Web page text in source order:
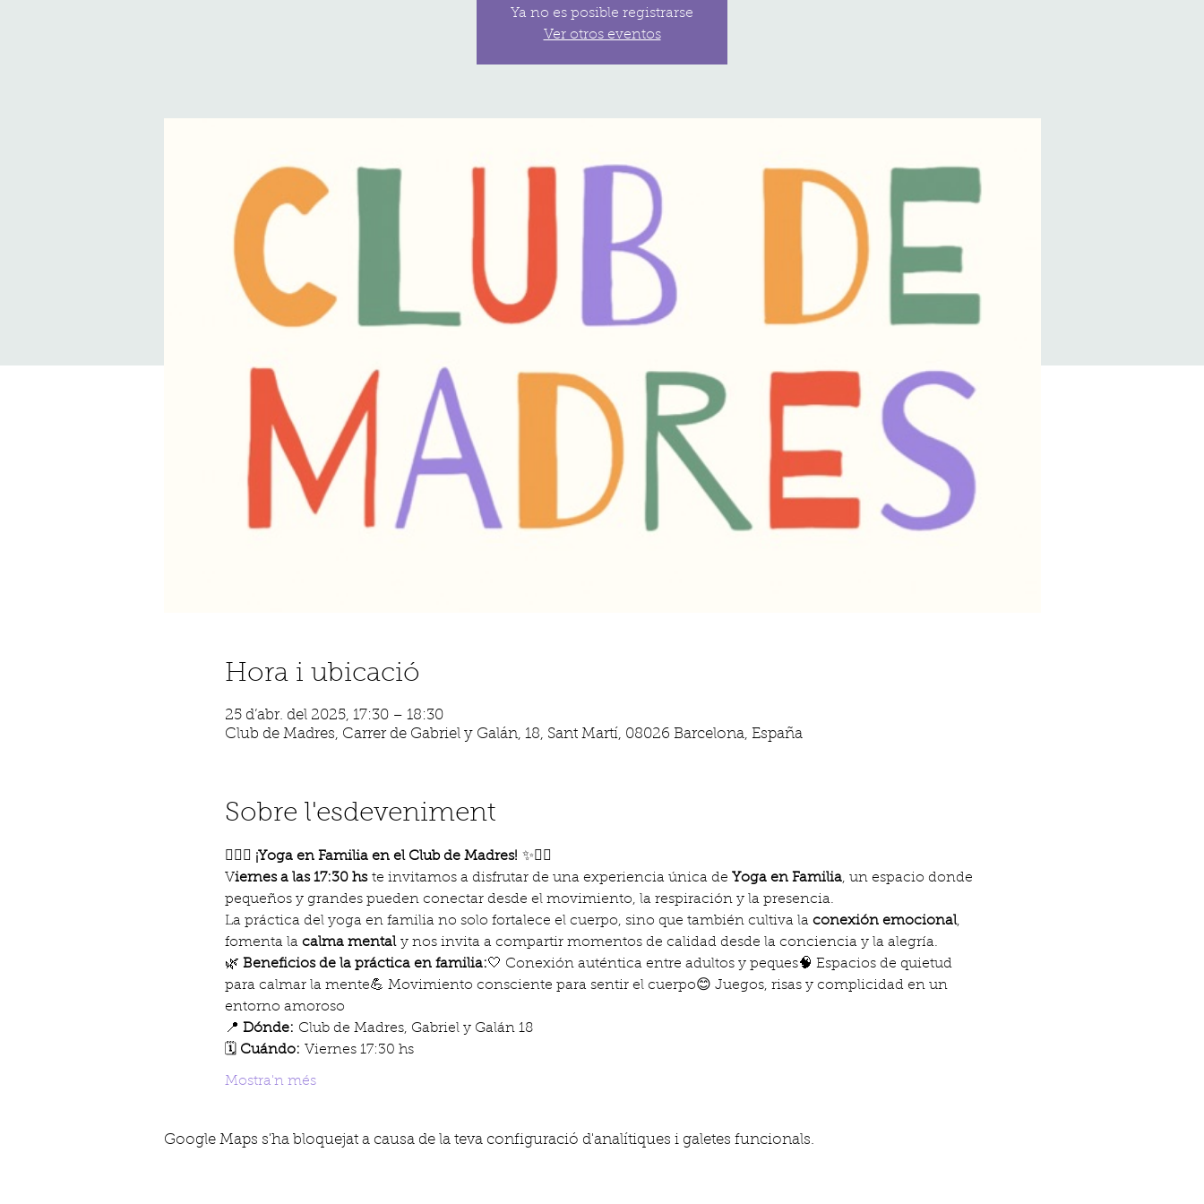
Ya no es posible registrarse
Ver otros eventos
Hora i ubicació
25 d’abr. del 2025, 17:30 – 18:30
Club de Madres, Carrer de Gabriel y Galán, 18, Sant Martí, 08026 Barcelona, España
Sobre l'esdeveniment
🧘‍♂️✨ ¡Yoga en Familia en el Club de Madres! ✨🧘‍♀️
Viernes a las 17:30 hs te invitamos a disfrutar de una experiencia única de Yoga en Familia, un espacio donde
pequeños y grandes pueden conectar desde el movimiento, la respiración y la presencia.
La práctica del yoga en familia no solo fortalece el cuerpo, sino que también cultiva la conexión emocional,
fomenta la calma mental y nos invita a compartir momentos de calidad desde la conciencia y la alegría.
🌿 Beneficios de la práctica en familia:🤍 Conexión auténtica entre adultos y peques🧠 Espacios de quietud
para calmar la mente💪 Movimiento consciente para sentir el cuerpo😊 Juegos, risas y complicidad en un
entorno amoroso
📍 Dónde: Club de Madres, Gabriel y Galán 18
🗓️ Cuándo: Viernes 17:30 hs
Mostra'n més
Google Maps s'ha bloquejat a causa de la teva configuració d'analítiques i galetes funcionals.